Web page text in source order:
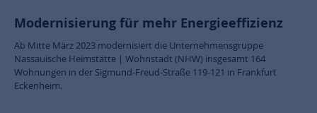
Modernisierung für mehr Energieeffizienz
Ab Mitte März 2023 modernisiert die Unternehmensgruppe
Nassauische Heimstätte | Wohnstadt (NHW) insgesamt 164
Wohnungen in der Sigmund-Freud-Straße 119-121 in Frankfurt
Eckenheim.